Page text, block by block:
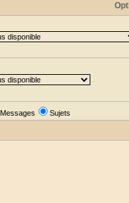
Messages Sujets